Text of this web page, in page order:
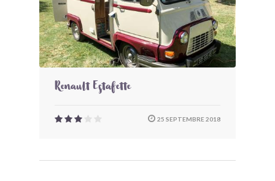
Renault Estafette
25 SEPTEMBRE 2018